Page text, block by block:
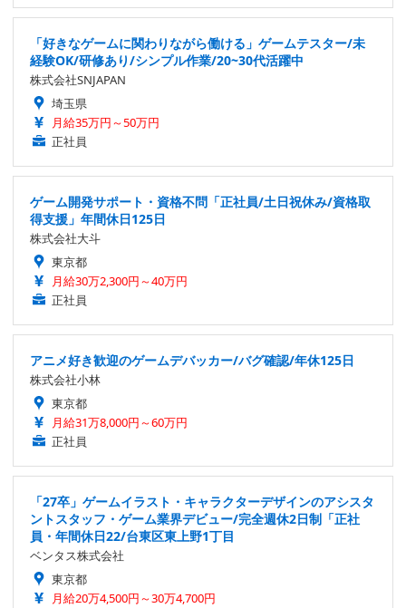
「好きなゲームに関わりながら働ける」ゲームテスター/未
経験OK/研修あり/シンプル作業/20~30代活躍中
株式会社SNJAPAN
埼玉県
月給35万円～50万円
正社員
ゲーム開発サポート・資格不問「正社員/土日祝休み/資格取
得支援」年間休日125日
株式会社大斗
東京都
月給30万2,300円～40万円
正社員
アニメ好き歓迎のゲームデバッカー/バグ確認/年休125日
株式会社小林
東京都
月給31万8,000円～60万円
正社員
「27卒」ゲームイラスト・キャラクターデザインのアシスタ
ントスタッフ・ゲーム業界デビュー/完全週休2日制「正社
員・年間休日22/台東区東上野1丁目
ベンタス株式会社
東京都
月給20万4,500円～30万4,700円